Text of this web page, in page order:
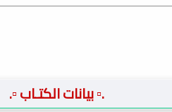
.▫️ بيانات الكتـاب ▫️.